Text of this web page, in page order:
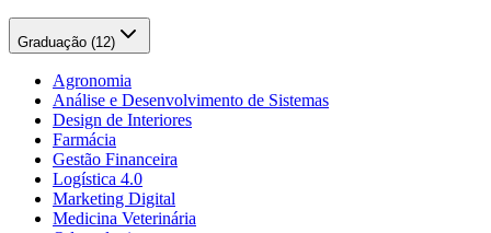
Graduação (12)
Agronomia
Análise e Desenvolvimento de Sistemas
Design de Interiores
Farmácia
Gestão Financeira
Logística 4.0
Marketing Digital
Medicina Veterinária